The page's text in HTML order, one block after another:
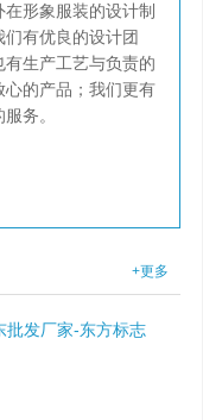
在形象服装的设计制
有优良的设计团
生产工艺与负责的
的产品；我们更有
务。
+更多
批发厂家-东方标志